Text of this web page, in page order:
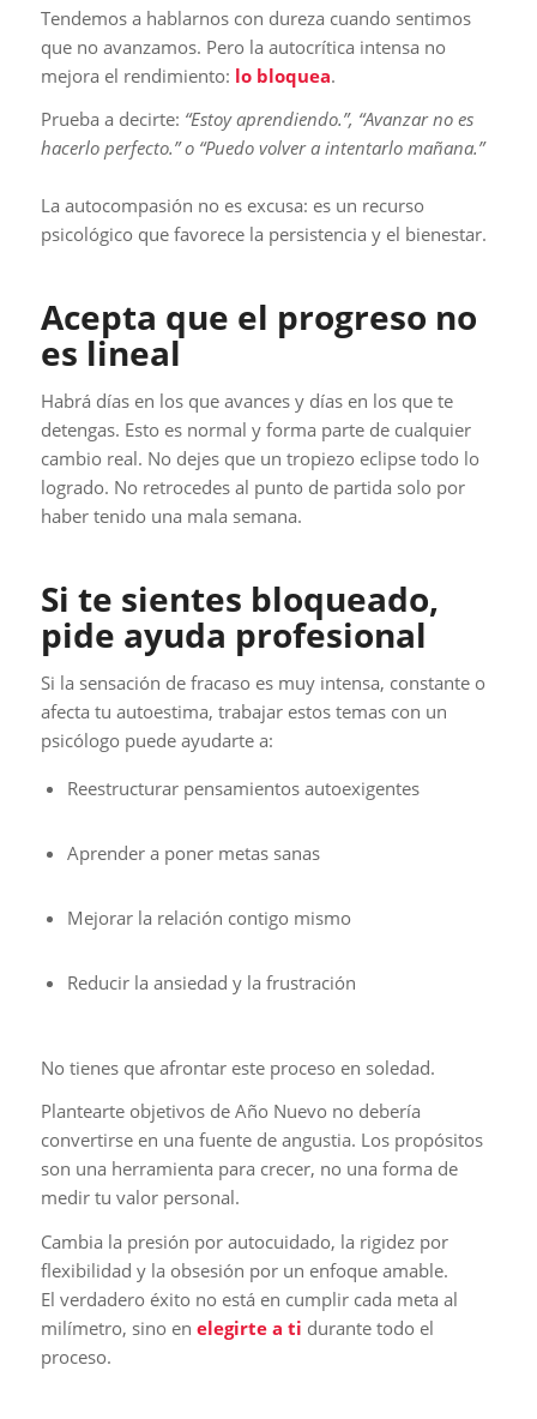
Tendemos a hablarnos con dureza cuando sentimos
que no avanzamos. Pero la autocrítica intensa no
mejora el rendimiento: lo bloquea.
Prueba a decirte: “Estoy aprendiendo.”, “Avanzar no es
hacerlo perfecto.” o “Puedo volver a intentarlo mañana.”
La autocompasión no es excusa: es un recurso
psicológico que favorece la persistencia y el bienestar.
Acepta que el progreso no
es lineal
Habrá días en los que avances y días en los que te
detengas. Esto es normal y forma parte de cualquier
cambio real. No dejes que un tropiezo eclipse todo lo
logrado. No retrocedes al punto de partida solo por
haber tenido una mala semana.
Si te sientes bloqueado,
pide ayuda profesional
Si la sensación de fracaso es muy intensa, constante o
afecta tu autoestima, trabajar estos temas con un
psicólogo puede ayudarte a:
Reestructurar pensamientos autoexigentes
Aprender a poner metas sanas
Mejorar la relación contigo mismo
Reducir la ansiedad y la frustración
No tienes que afrontar este proceso en soledad.
Plantearte objetivos de Año Nuevo no debería
convertirse en una fuente de angustia. Los propósitos
son una herramienta para crecer, no una forma de
medir tu valor personal.
Cambia la presión por autocuidado, la rigidez por
flexibilidad y la obsesión por un enfoque amable.
El verdadero éxito no está en cumplir cada meta al
milímetro, sino en elegirte a ti durante todo el
proceso.